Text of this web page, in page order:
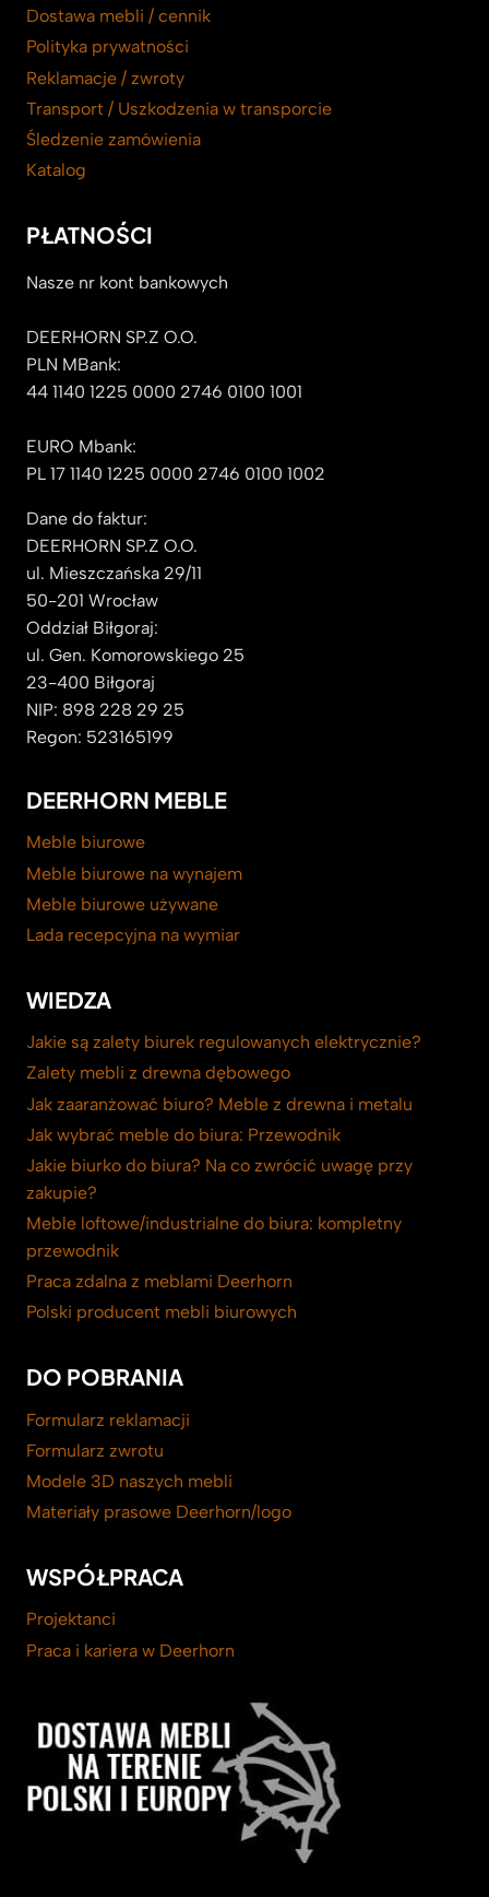
Dostawa mebli / cennik
Polityka prywatności
Reklamacje / zwroty
Transport / Uszkodzenia w transporcie
Śledzenie zamówienia
Katalog
PŁATNOŚCI
Nasze nr kont bankowych
DEERHORN SP.Z O.O.
PLN MBank:
44 1140 1225 0000 2746 0100 1001
EURO Mbank:
PL 17 1140 1225 0000 2746 0100 1002
Dane do faktur:
DEERHORN SP.Z O.O.
ul. Mieszczańska 29/11
50-201 Wrocław
Oddział Biłgoraj:
ul. Gen. Komorowskiego 25
23-400 Biłgoraj
NIP: 898 228 29 25
Regon: 523165199
DEERHORN MEBLE
Meble biurowe
Meble biurowe na wynajem
Meble biurowe używane
Lada recepcyjna na wymiar
WIEDZA
Jakie są zalety biurek regulowanych elektrycznie?
Zalety mebli z drewna dębowego
Jak zaaranżować biuro? Meble z drewna i metalu
Jak wybrać meble do biura: Przewodnik
Jakie biurko do biura? Na co zwrócić uwagę przy
zakupie?
Meble loftowe/industrialne do biura: kompletny
przewodnik
Praca zdalna z meblami Deerhorn
Polski producent mebli biurowych
DO POBRANIA
Formularz reklamacji
Formularz zwrotu
Modele 3D naszych mebli
Materiały prasowe Deerhorn/logo
WSPÓŁPRACA
Projektanci
Praca i kariera w Deerhorn